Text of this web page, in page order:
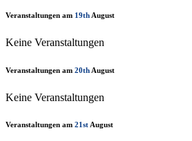
Veranstaltungen am 19th August
Keine Veranstaltungen
Veranstaltungen am 20th August
Keine Veranstaltungen
Veranstaltungen am 21stAugust